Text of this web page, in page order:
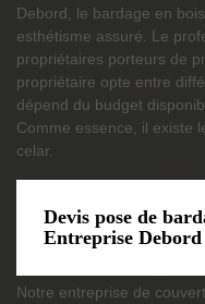
Debord, le bardage en
esthétisme assuré. Le
propriétaires porteurs de
propriétaire opte entre
dépend du budget
Comme essence, il existe
celar.
Devis pose de
Entreprise Debord
Notre entreprise de